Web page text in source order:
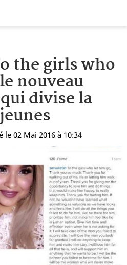
the girls who
nouveau
divise la
le 02 Mai 2016 à 10:34